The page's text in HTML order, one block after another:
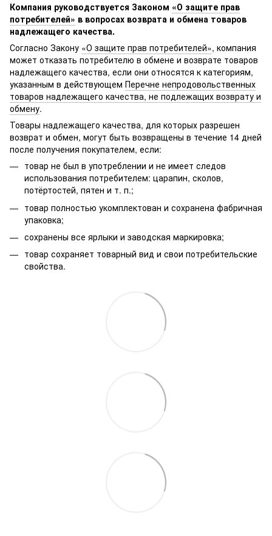
Компания руководствуется Законом «О защите прав
потребителей» в вопросах возврата и обмена товаров
надлежащего качества.
Согласно Закону «О защите прав потребителей», компания
может отказать потребителю в обмене и возврате товаров
надлежащего качества, если они относятся к категориям,
указанным в действующем Перечне непродовольственных
товаров надлежащего качества, не подлежащих возврату и
обмену.
Товары надлежащего качества, для которых разрешен
возврат и обмен, могут быть возвращены в течение 14 дней
после получения покупателем, если:
товар не был в употреблении и не имеет следов
использования потребителем: царапин, сколов,
потёртостей, пятен и т. п.;
товар полностью укомплектован и сохранена фабричная
упаковка;
сохранены все ярлыки и заводская маркировка;
товар сохраняет товарный вид и свои потребительские
свойства.